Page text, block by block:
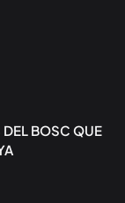
DEL BOSC QUE